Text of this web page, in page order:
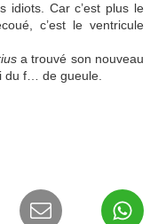
idiots. Car c’est plus le
c’est le ventricule
a trouvé son nouveau
du f… de gueule.